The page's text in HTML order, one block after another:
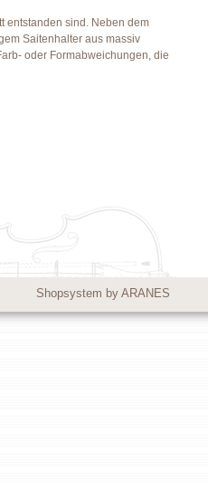
entstanden sind. Neben dem
Saitenhalter aus massiv
oder Formabweichungen, die
Shopsystem by ARANES